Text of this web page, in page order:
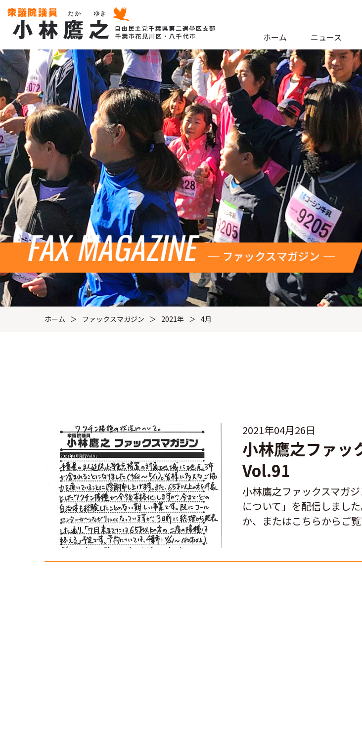
ホーム ニュース
ホーム ファックスマガジン 2021年 4月
2021年04月26日
小林鷹之ファッ
Vol.91
小林鷹之ファックスマガ
について」を配信しまし
か、またはこちらからご